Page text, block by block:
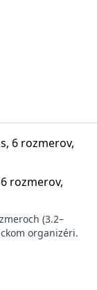
rozmerov,
(3.2–
organizéri.